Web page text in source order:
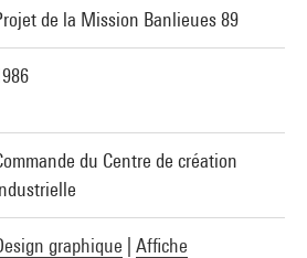
de la Mission Banlieues 89
du Centre de création
graphique Affiche